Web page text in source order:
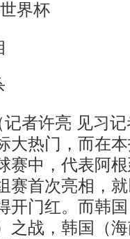
界杯
许亮 见习记
大热门，而在
赛中，代表阿
赛首次亮相，
开门红。而韩
之战，韩国（